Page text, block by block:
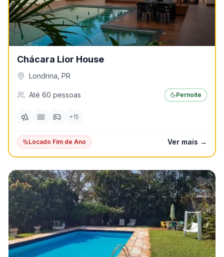
Chácara Lior House
Londrina PR
Até 60 pessoas Pernoite
+15
Locado Fim de Ano Ver mais →